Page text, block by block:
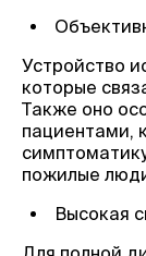
Устройство
которые
Также оно
пациентами,
пожилые
Высокая